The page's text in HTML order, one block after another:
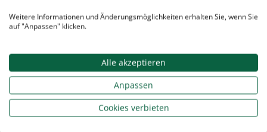
Weitere Informationen und Änderungsmöglichkeiten erhalten Sie, wenn Sie
auf "Anpassen" klicken.
Alle akzeptieren
Anpassen
Cookies verbieten